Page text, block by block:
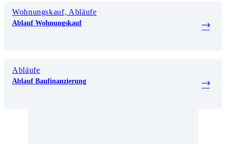
Wohnungskauf, Abläufe
Ablauf Wohnungskauf
Abläufe
Ablauf Baufinanzierung